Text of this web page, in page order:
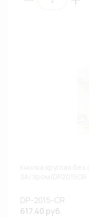
DP-2015-CR
617.40 руб.